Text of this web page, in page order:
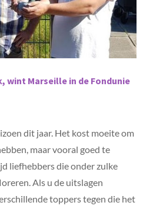
wint Marseille in de Fondunie
dit jaar. Het kost moeite om
maar vooral goed te
liefhebbers die onder zulke
Als u de uitslagen
toppers tegen die het